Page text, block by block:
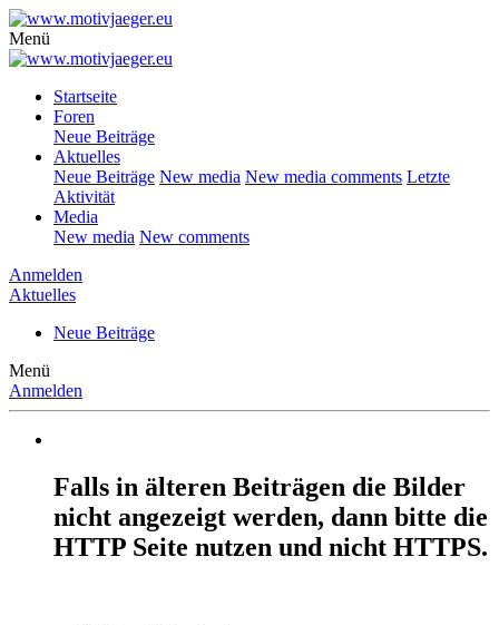
Menü
Startseite
Foren
Neue Beiträge
Aktuelles
Neue Beiträge New media New media comments Letzte
Aktivität
Media
New media New comments
Anmelden
Aktuelles
Neue Beiträge
Menü
Anmelden
Falls in älteren Beiträgen die Bilder
nicht angezeigt werden, dann bitte die
HTTP Seite nutzen und nicht HTTPS.